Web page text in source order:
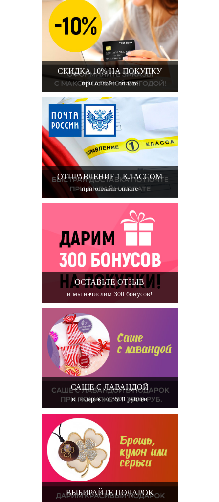
СКИДКА 10% НА ПОКУПКУ
при онлайн оплате
ОТПРАВЛЕНИЕ 1 КЛАССОМ
при онлайн оплате
ОСТАВЬТЕ ОТЗЫВ
и мы начислим 300 бонусов!
САШЕ С ЛАВАНДОЙ
в подарок от 3500 рублей
ВЫБИРАЙТЕ ПОДАРОК